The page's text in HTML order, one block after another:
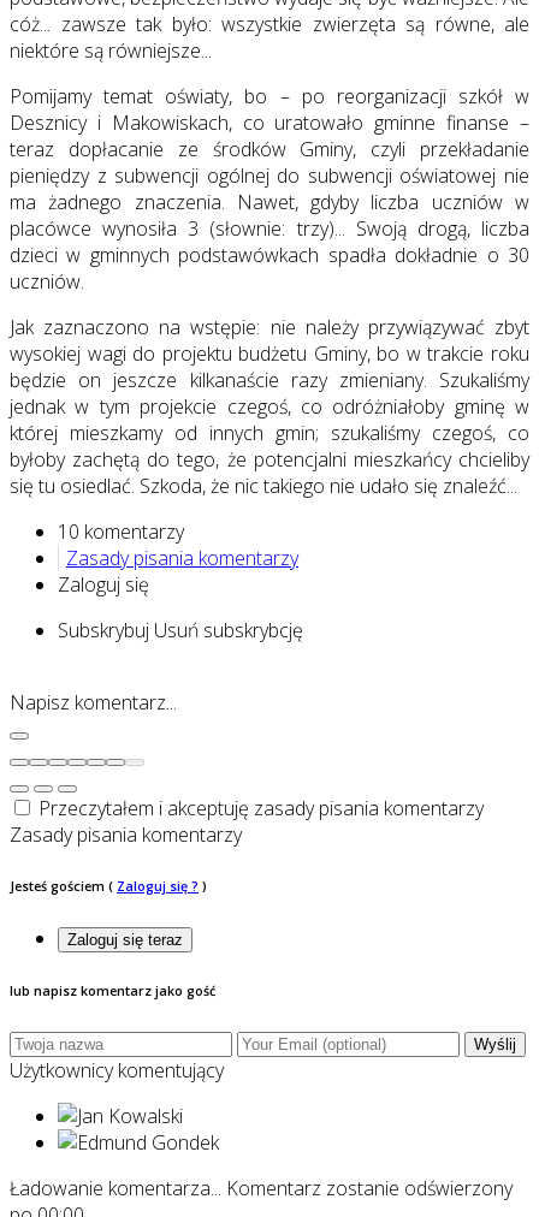
cóż... zawsze tak było: wszystkie zwierzęta są równe, ale
niektóre są równiejsze...
Pomijamy temat oświaty, bo – po reorganizacji szkół w
Desznicy i Makowiskach, co uratowało gminne finanse –
teraz dopłacanie ze środków Gminy, czyli przekładanie
pieniędzy z subwencji ogólnej do subwencji oświatowej nie
ma żadnego znaczenia. Nawet, gdyby liczba uczniów w
placówce wynosiła 3 (słownie: trzy)... Swoją drogą, liczba
dzieci w gminnych podstawówkach spadła dokładnie o 30
uczniów.
Jak zaznaczono na wstępie: nie należy przywiązywać zbyt
wysokiej wagi do projektu budżetu Gminy, bo w trakcie roku
będzie on jeszcze kilkanaście razy zmieniany. Szukaliśmy
jednak w tym projekcie czegoś, co odróżniałoby gminę w
której mieszkamy od innych gmin; szukaliśmy czegoś, co
byłoby zachętą do tego, że potencjalni mieszkańcy chcieliby
się tu osiedlać. Szkoda, że nic takiego nie udało się znaleźć...
10 komentarzy
Zasady pisania komentarzy
Zaloguj się
Subskrybuj Usuń subskrybcję
Napisz komentarz...
Przeczytałem i akceptuję zasady pisania komentarzy
Zasady pisania komentarzy
Jesteś gościem ( Zaloguj się ? )
Zaloguj się teraz
lub napisz komentarz jako gość
Wyślij
Użytkownicy komentujący
Ładowanie komentarza... Komentarz zostanie odświerzony